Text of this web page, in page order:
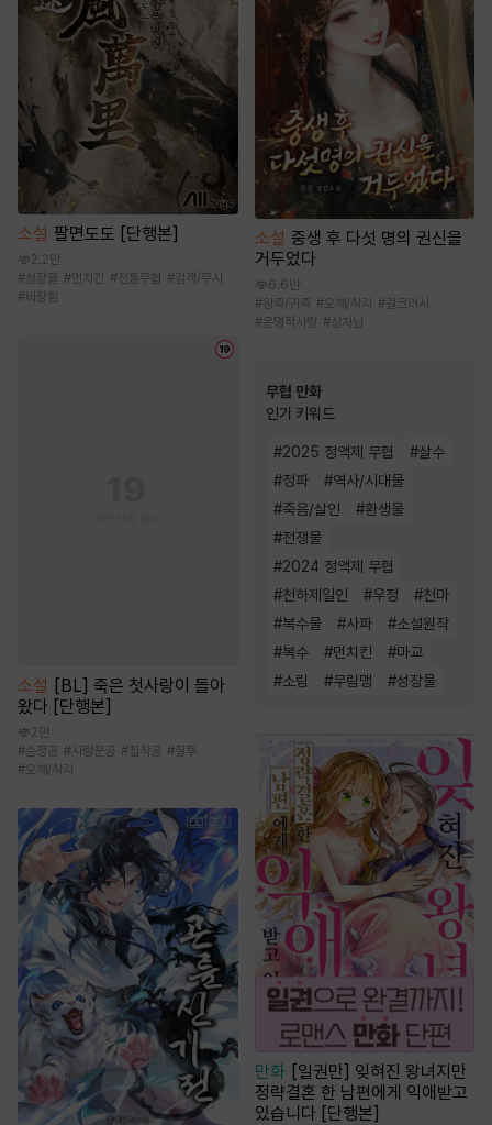
소설 팔면도도 [단행본]
2.2만
#성장물 #먼치킨 #전통무협 #검객/무사
#비장함
소설 [BL] 죽은 첫사랑이 돌아
왔다 [단행본]
2만
#순정공 #사랑꾼공 #집착공 #질투
#오해/착각
소설 중생 후 다섯 명의 권신을
거두었다
6.6만
#왕족/귀족 #오해/착각 #걸크러시
#운명적사랑 #상처남
무협 만화
인기 키워드
#2025 정액제 무협 #살수
#정파 #역사/시대물
#죽음/살인 #환생물
#전쟁물
#2024 정액제 무협
#천하제일인 #우정 #천마
#복수물 #사파 #소설원작
#복수 #먼치킨 #마교
#소림 #무림맹 #성장물
만화 [일권만] 잊혀진 왕녀지만
정략결혼 한 남편에게 익애받고
있습니다 [단행본]